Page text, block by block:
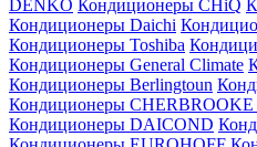
DENKO Кондиционеры CHiQ
Кондиционеры Daichi
Кондиционеры Toshiba
Кондиционеры General Climate
Кондиционеры Berlingtoun
Кондиционеры CHERBROOKE
Кондиционеры DAICOND